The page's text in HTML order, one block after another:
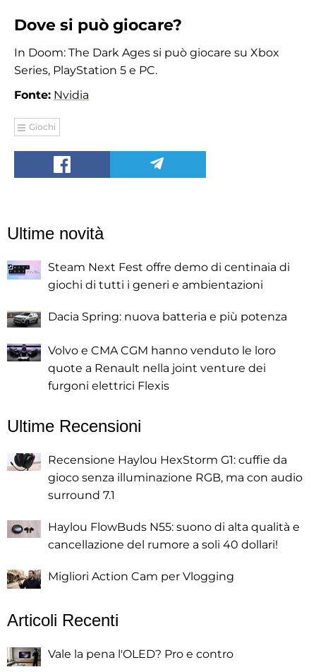
Dove si può giocare?
In Doom: The Dark Ages si può giocare su Xbox
Series, PlayStation 5 e PC.
Fonte: Nvidia
Giochi
Ultime novità
Steam Next Fest offre demo di centinaia di
giochi di tutti i generi e ambientazioni
Dacia Spring: nuova batteria e più potenza
Volvo e CMA CGM hanno venduto le loro
quote a Renault nella joint venture dei
furgoni elettrici Flexis
Ultime Recensioni
Recensione Haylou HexStorm G1: cuffie da
gioco senza illuminazione RGB, ma con audio
surround 7.1
Haylou FlowBuds N55: suono di alta qualità e
cancellazione del rumore a soli 40 dollari!
Migliori Action Cam per Vlogging
Articoli Recenti
Vale la pena l'OLED? Pro e contro